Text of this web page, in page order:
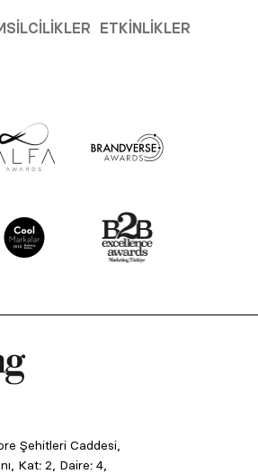
ETKINLIKLER
Şehitleri Caddesi,
Kat: 2, Daire: 4,